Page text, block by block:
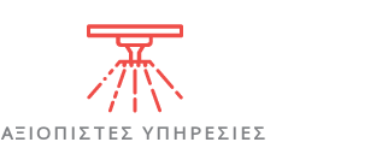
ΑΞΙΟΠΙΣΤΕΣ ΥΠΗΡΕΣΙΕΣ